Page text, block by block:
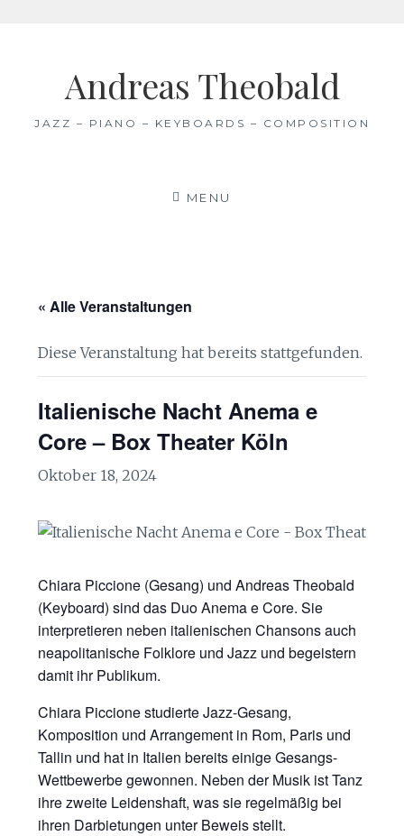
Andreas Theobald
JAZZ – PIANO – KEYBOARDS – COMPOSITION
MENU
« Alle Veranstaltungen
Diese Veranstaltung hat bereits stattgefunden.
Italienische Nacht Anema e
Core – Box Theater Köln
Oktober 18, 2024
Chiara Piccione (Gesang) und Andreas Theobald
(Keyboard) sind das Duo Anema e Core. Sie
interpretieren neben italienischen Chansons auch
neapolitanische Folklore und Jazz und begeistern
damit ihr Publikum.
Chiara Piccione studierte Jazz-Gesang,
Komposition und Arrangement in Rom, Paris und
Tallin und hat in Italien bereits einige Gesangs-
Wettbewerbe gewonnen. Neben der Musik ist Tanz
ihre zweite Leidenshaft, was sie regelmäßig bei
ihren Darbietungen unter Beweis stellt.